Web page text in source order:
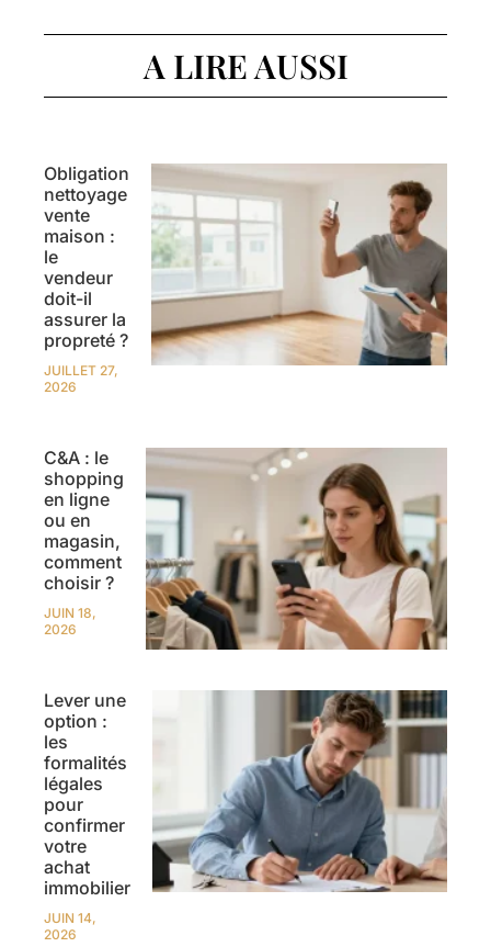
A LIRE AUSSI
Obligation
nettoyage
vente
maison :
le
vendeur
doit-il
assurer la
propreté ?
JUILLET 27,
2026
C&A : le
shopping
en ligne
ou en
magasin,
comment
choisir ?
JUIN 18,
2026
Lever une
option :
les
formalités
légales
pour
confirmer
votre
achat
immobilier
JUIN 14,
2026